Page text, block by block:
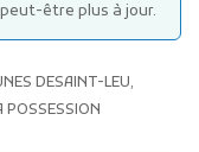
être plus à jour.
DESAINT-LEU,
POSSESSION